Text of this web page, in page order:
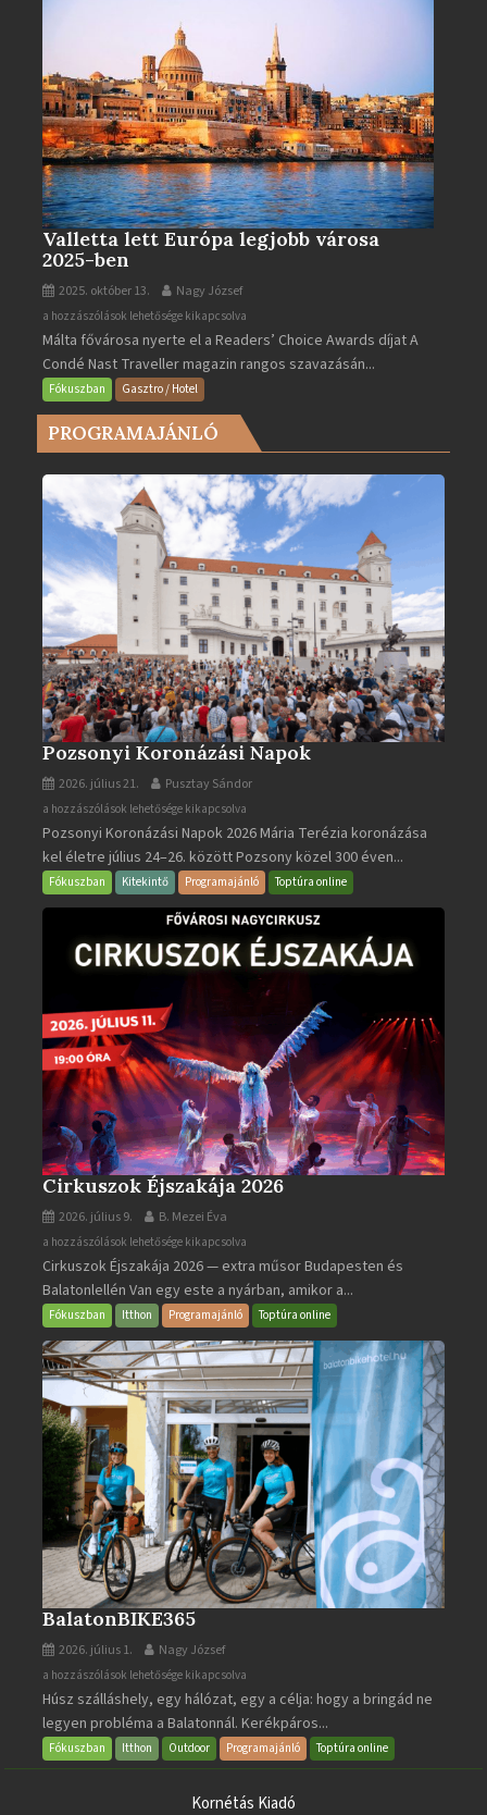
Valletta lett Európa legjobb városa
2025-ben
2025. október 13. Nagy József
Valletta
lett
Európa
legjobb
városa
2025-
bejegyzéshez
a hozzászólások lehetősége kikapcsolva
Málta fővárosa nyerte el a Readers’ Choice Awards díjat A
Condé Nast Traveller magazin rangos szavazásán...
Fókuszban Gasztro / Hotel
PROGRAMAJÁNLÓ
Pozsonyi Koronázási Napok
2026. július 21. Pusztay Sándor
Pozsonyi
Koronázási
Napok
bejegyzéshez
a hozzászólások lehetősége kikapcsolva
Pozsonyi Koronázási Napok 2026 Mária Terézia koronázása
kel életre július 24–26. között Pozsony közel 300 éven...
Fókuszban Kitekintő Programajánló Toptúra online
Cirkuszok Éjszakája 2026
2026. július 9. B. Mezei Éva
Cirkuszok
Éjszakája
2026
bejegyzéshez
a hozzászólások lehetősége kikapcsolva
Cirkuszok Éjszakája 2026 — extra műsor Budapesten és
Balatonlellén Van egy este a nyárban, amikor a...
Fókuszban Itthon Programajánló Toptúra online
BalatonBIKE365
2026. július 1. Nagy József
BalatonBIKE365
bejegyzéshez
a hozzászólások lehetősége kikapcsolva
Húsz szálláshely, egy hálózat, egy a célja: hogy a bringád ne
legyen probléma a Balatonnál. Kerékpáros...
Fókuszban Itthon Outdoor Programajánló Toptúra online
Kornétás Kiadó